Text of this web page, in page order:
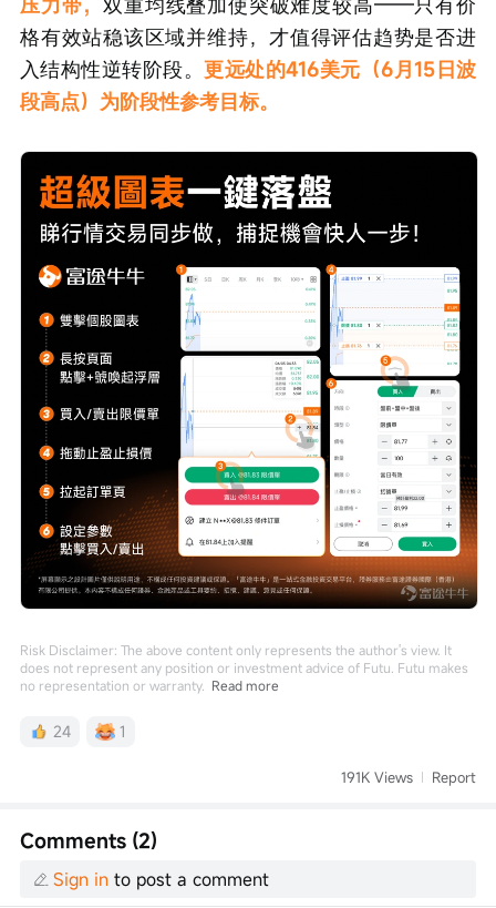
格有效站稳该区域并维持，才值得评估趋势是否进
入结构性逆转阶段。更远处的416美元（6月15日波
段高点）为阶段性参考目标。
Risk Disclaimer: The above content only represents the author's view. It
does not represent any position or investment advice of Futu. Futu makes
no representation or warranty. Read more
24 1
191K Views Report
Comments (2)
Sign in to post a comment